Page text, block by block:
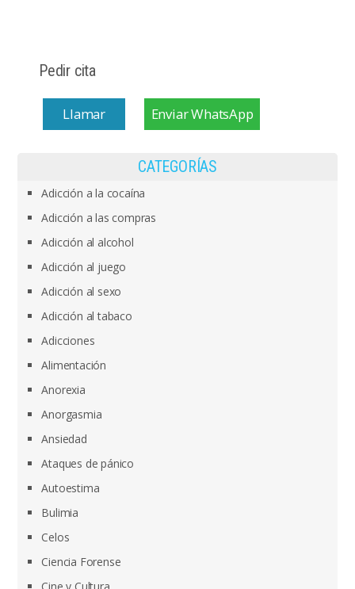
Pedir cita
Llamar Enviar WhatsApp
CATEGORÍAS
Adicción a la cocaína
Adicción a las compras
Adicción al alcohol
Adicción al juego
Adicción al sexo
Adicción al tabaco
Adicciones
Alimentación
Anorexia
Anorgasmia
Ansiedad
Ataques de pánico
Autoestima
Bulimia
Celos
Ciencia Forense
Cine y Cultura